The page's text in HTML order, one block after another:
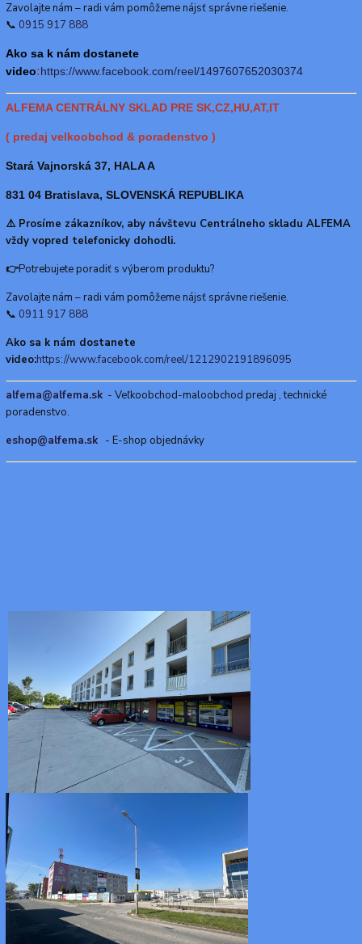
Zavolajte nám – radi vám pomôžeme nájsť správne riešenie.
📞 0915 917 888
Ako sa k nám dostanete
video:https://www.facebook.com/reel/1497607652030374
ALFEMA CENTRÁLNY SKLAD PRE SK,CZ,HU,AT,IT
( predaj velkoobchod & poradenstvo )
Stará Vajnorská 37, HALA A
831 04 Bratislava, SLOVENSKÁ REPUBLIKA
⚠️ Prosíme zákazníkov, aby návštevu Centrálneho skladu ALFEMA
vždy vopred telefonicky dohodli.
👉Potrebujete poradiť s výberom produktu?
Zavolajte nám – radi vám pomôžeme nájsť správne riešenie.
📞 0911 917 888
Ako sa k nám dostanete
video:https://www.facebook.com/reel/1212902191896095
alfema@alfema.sk - Veľkoobchod-maloobchod predaj , technické
poradenstvo.
eshop@alfema.sk - E-shop objednávky